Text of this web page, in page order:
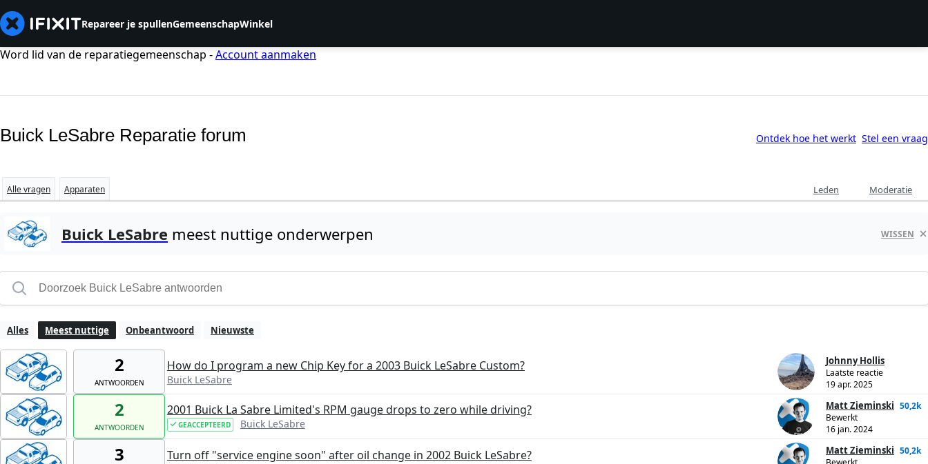
Repareer je spullenGemeenschapWinkel
Word lid van de reparatiegemeenschap -Account aanmaken
Buick LeSabre Reparatie forum Ontdek hoe het werkt Stel een vraag
Alle vragen Apparaten Leden Moderatie
Buick LeSabre meest nuttige onderwerpen WISSEN
Alles Meest nuttige Onbeantwoord Nieuwste
2
ANTWOORDEN
How do I program a new Chip Key for a 2003 Buick LeSabre Custom?
Buick LeSabre
Johnny Hollis
Laatste reactie
19 apr. 2025
2
ANTWOORDEN
2001 Buick La Sabre Limited's RPM gauge drops to zero while driving?
GEACCEPTEERD Buick LeSabre
Matt Zieminski 50,2k
Bewerkt
16 jan. 2024
3 Turn off "service engine soon" after oil change in 2002 Buick LeSabre? Matt Zieminski 50,2k